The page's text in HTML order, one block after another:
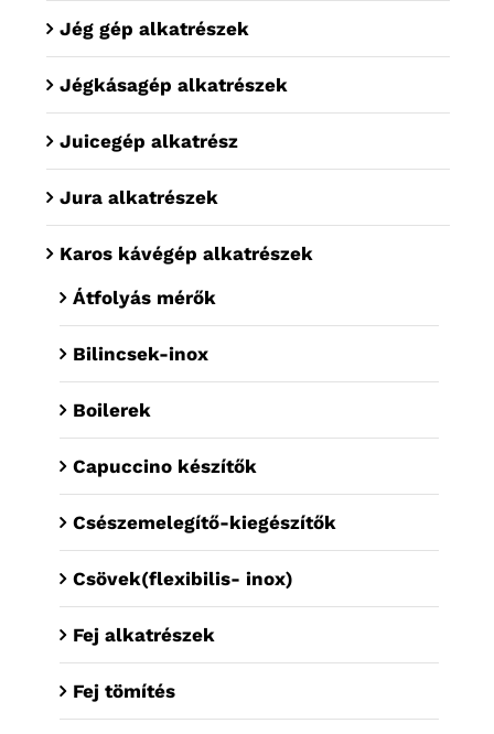
Jég gép alkatrészek
Jégkásagép alkatrészek
Juicegép alkatrész
Jura alkatrészek
Karos kávégép alkatrészek
Átfolyás mérők
Bilincsek-inox
Boilerek
Capuccino készítők
Csészemelegítő-kiegészítők
Csövek(flexibilis- inox)
Fej alkatrészek
Fej tömítés